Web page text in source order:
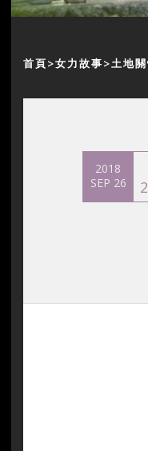
首頁 女力故事 土地
2018
SEP 26